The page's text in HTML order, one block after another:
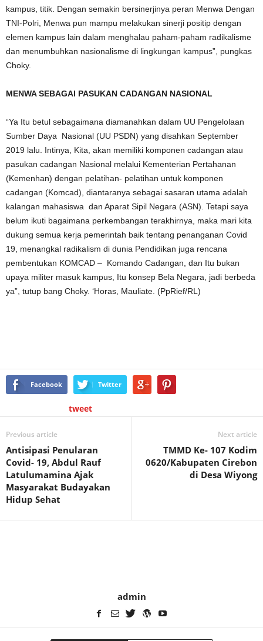
kampus, titik. Dengan semakin bersinerjinya peran Menwa Dengan
TNI-Polri, Menwa pun mampu melakukan sinerji positip dengan
elemen kampus lain dalam menghalau paham-paham radikalisme
dan menumbuhkan nasionalisme di lingkungan kampus”, pungkas
Choky.
MENWA SEBAGAI PASUKAN CADANGAN NASIONAL
“Ya Itu betul sebagaimana diamanahkan dalam UU Pengelolaan
Sumber Daya Nasional (UU PSDN) yang disahkan September
2019 lalu. Intinya, Kita, akan memiliki komponen cadangan atau
pasukan cadangan Nasional melalui Kementerian Pertahanan
(Kemenhan) dengan pelatihan- pelatihan untuk komponen
cadangan (Komcad), diantaranya sebagai sasaran utama adalah
kalangan mahasiswa dan Aparat Sipil Negara (ASN). Tetapi saya
belum ikuti bagaimana perkembangan terakhirnya, maka mari kita
dukung semua kerja pemerintah baik tentang penanganan Covid
19, menangkal radikalism di dunia Pendidikan juga rencana
pembentukan KOMCAD – Komando Cadangan, dan Itu bukan
upaya militer masuk kampus, Itu konsep Bela Negara, jadi berbeda
ya”, tutup bang Choky. ‘Horas, Mauliate. (PpRief/RL)
Facebook Twitter
tweet
Previous article
Antisipasi Penularan
Covid- 19, Abdul Rauf
Latulumamina Ajak
Masyarakat Budayakan
Hidup Sehat
Next article
TMMD Ke- 107 Kodim
0620/Kabupaten Cirebon
di Desa Wiyong
admin